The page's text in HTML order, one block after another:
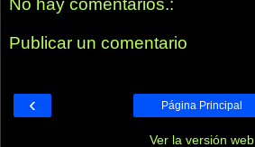
Publicar un comentario
‹ Página Principal
Ver la versión web